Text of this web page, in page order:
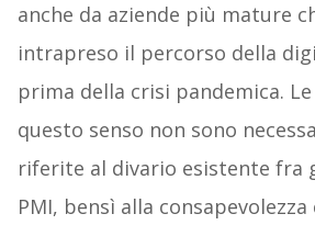
anche da aziende più mature
intrapreso il percorso della
prima della crisi pandemica.
questo senso non sono
riferite al divario esistente fra
PMI, bensì alla consapevolezza